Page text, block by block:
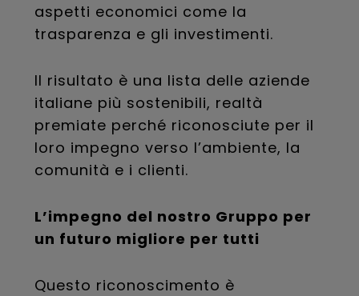
aspetti economici come la
trasparenza e gli investimenti.
Il risultato è una lista delle aziende
italiane più sostenibili, realtà
premiate perché riconosciute per il
loro impegno verso l’ambiente, la
comunità e i clienti.
L’impegno del nostro Gruppo per
un futuro migliore per tutti
Questo riconoscimento è